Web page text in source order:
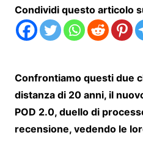
Condividi questo articolo
Confrontiamo questi due
distanza di 20 anni, il
POD 2.0, duello di
recensione, vedendo le